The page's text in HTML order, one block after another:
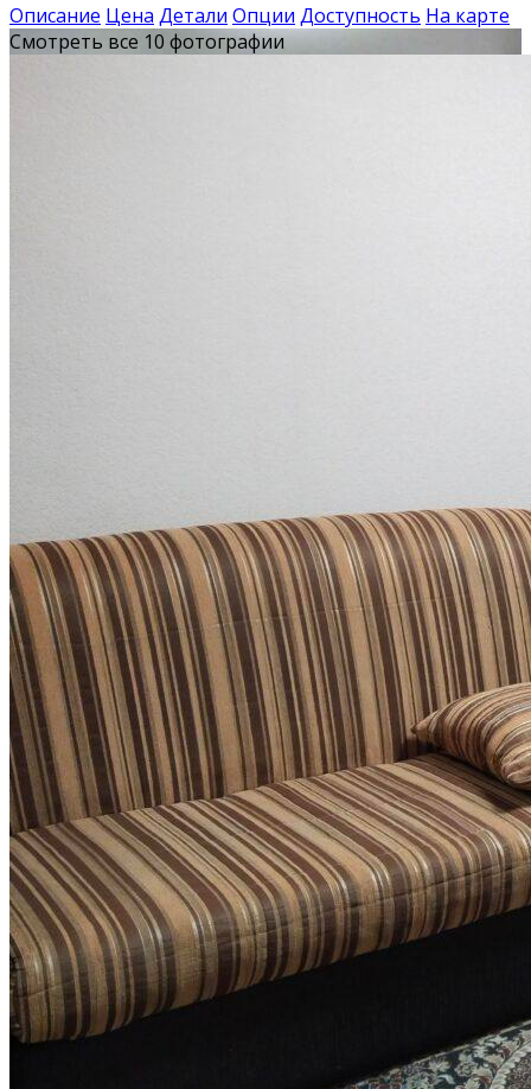
Описание Цена Детали Опции Доступность На карте
Смотреть все 10 фотографии